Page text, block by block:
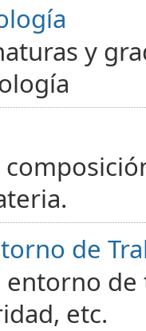
y
de
etc.